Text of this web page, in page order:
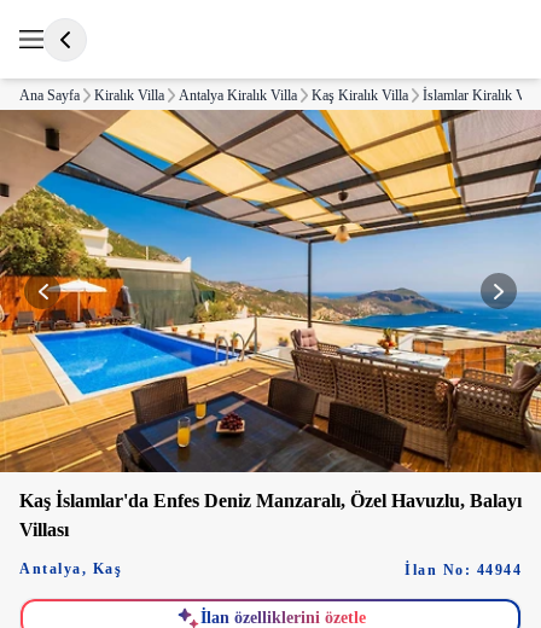
Ana Sayfa Kiralık Villa Antalya Kiralık Villa Kaş Kiralık Villa İslamlar Kiralık Villa
Kaş İslamlar'da Enfes Deniz Manzaralı, Özel Havuzlu, Balayı
Villası
Antalya, Kaş İlan No: 44944
İlan özelliklerini özetle